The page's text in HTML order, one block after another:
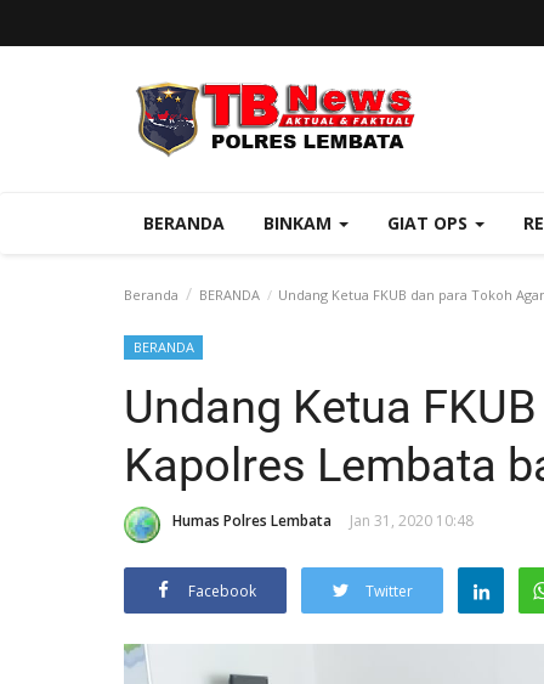
BERANDA BINKAM GIAT OPS
Beranda BERANDA Undang Ketua FKUB dan para Tokoh
BERANDA
Undang Ketua
Kapolres Lembata
Humas Polres Lembata Jan 31, 2020 10:48
Facebook Twitter